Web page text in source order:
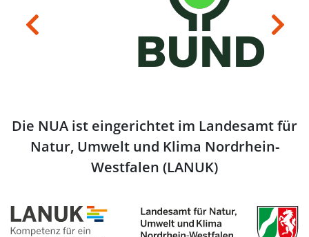
Die NUA ist eingerichtet im Landesamt für
Natur, Umwelt und Klima Nordrhein-
Westfalen (LANUK)
Previous Next